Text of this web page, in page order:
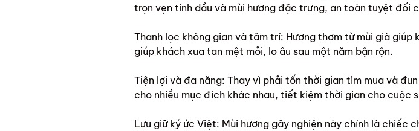
trọn vẹn tinh dầu và mùi hương đặc trưng, an toàn tuyệt đối
Thanh lọc không gian và tâm trí: Hương thơm từ mùi già
giúp khách xua tan mệt mỏi, lo âu sau một năm bận rộn.
Tiện lợi và đa năng: Thay vì phải tốn thời gian tìm mua và
cho nhiều mục đích khác nhau, tiết kiệm thời gian cho cuộc
Lưu giữ ký ức Việt: Mùi hương gây nghiện này chính là chiếc